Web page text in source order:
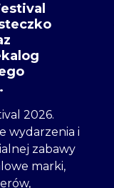
2026.
wydarzenia i
zabawy
marki,